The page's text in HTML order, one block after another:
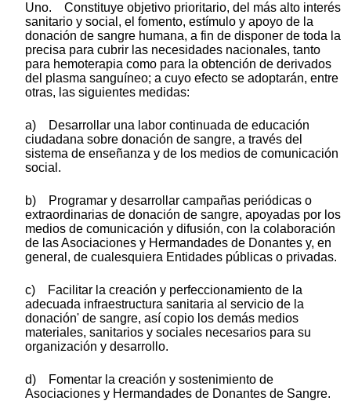
Uno. Constituye objetivo prioritario, del más alto interés
sanitario y social, el fomento, estímulo y apoyo de la
donación de sangre humana, a fin de disponer de toda la
precisa para cubrir las necesidades nacionales, tanto
para hemoterapia como para la obtención de derivados
del plasma sanguíneo; a cuyo efecto se adoptarán, entre
otras, las siguientes medidas:
a) Desarrollar una labor continuada de educación
ciudadana sobre donación de sangre, a través del
sistema de enseñanza y de los medios de comunicación
social.
b) Programar y desarrollar campañas periódicas o
extraordinarias de donación de sangre, apoyadas por los
medios de comunicación y difusión, con la colaboración
de las Asociaciones y Hermandades de Donantes y, en
general, de cualesquiera Entidades públicas o privadas.
c) Facilitar la creación y perfeccionamiento de la
adecuada infraestructura sanitaria al servicio de la
donación' de sangre, así copio los demás medios
materiales, sanitarios y sociales necesarios para su
organización y desarrollo.
d) Fomentar la creación y sostenimiento de
Asociaciones y Hermandades de Donantes de Sangre.